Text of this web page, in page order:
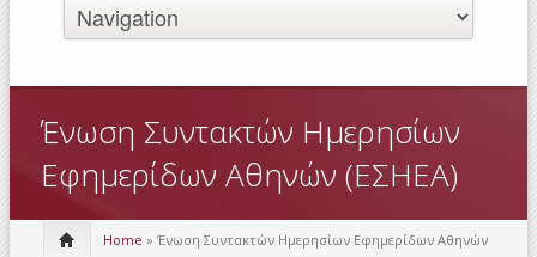
Ένωση Συντακτών Ημερησίων
Εφημερίδων Αθηνών (ΕΣΗΕΑ)
Home » Ένωση Συντακτών Ημερησίων Εφημερίδων Αθηνών